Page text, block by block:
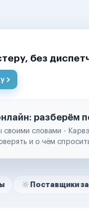
без
разберём
словами -
и о чём
запчастей